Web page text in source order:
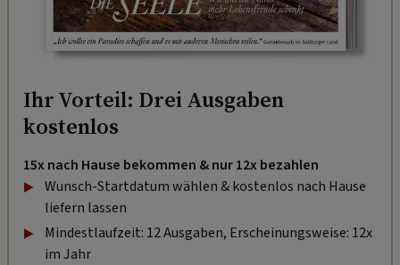
Ihr Vorteil: Drei Ausgaben
kostenlos
15x nach Hause bekommen & nur 12x bezahlen
Wunsch-Startdatum wählen & kostenlos nach Hause
liefern lassen
Mindestlaufzeit: 12 Ausgaben, Erscheinungsweise: 12x
im Jahr